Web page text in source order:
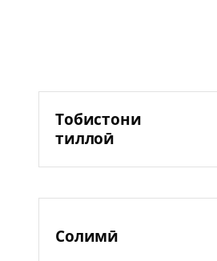
Тобистони
тиллоӣ
Солимӣ